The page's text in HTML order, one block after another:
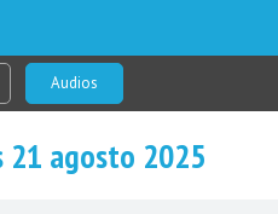
Audios
21 agosto 2025